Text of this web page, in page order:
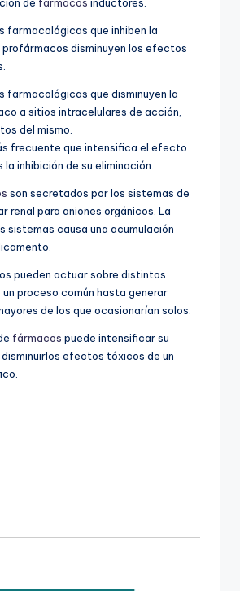
farmacológicas que inhiben la
disminuyen los efectos
farmacológicas que disminuyen la
a sitios intracelulares de acción,
del mismo.
frecuente que intensifica el efecto
inhibición de su eliminación.
son secretados por los sistemas de
renal para aniones orgánicos. La
sistemas causa una acumulación
pueden actuar sobre distintos
proceso común hasta generar
de los que ocasionarían solos.
fármacos puede intensificar su
efectos tóxicos de un